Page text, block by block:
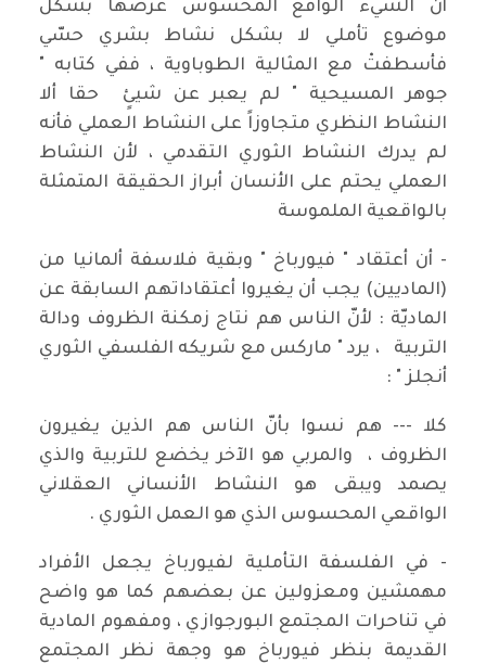
أن الشيء الواقع المحسوس عرضها بشكل
موضوع تأملي لا بشكل نشاط بشري حسّي
فأسطفتْ مع المثالية الطوباوية ، ففي كتابه "
جوهر المسيحية " لم يعبر عن شيئٍ حقا ألا
النشاط النظري متجاوزاً على النشاط العملي فأنه
لم يدرك النشاط الثوري التقدمي ، لأن النشاط
العملي يحتم على الأنسان أبراز الحقيقة المتمثلة
بالواقعية الملموسة
- أن أعتقاد " فيورباخ " وبقية فلاسفة ألمانيا من
(الماديين) يجب أن يغيروا أعتقاداتهم السابقة عن
الماديّة : لأنّ الناس هم نتاج زمكنة الظروف ودالة
التربية ، يرد " ماركس مع شريكه الفلسفي الثوري
أنجلز " :
كلا --- هم نسوا بأنّ الناس هم الذين يغيرون
الظروف ، والمربي هو الآخر يخضع للتربية والذي
يصمد ويبقى هو النشاط الأنساني العقلاني
الواقعي المحسوس الذي هو العمل الثوري .
- في الفلسفة التأملية لفيورباخ يجعل الأفراد
مهمشين ومعزولين عن بعضهم كما هو واضح
في تناحرات المجتمع البورجوازي ، ومفهوم المادية
القديمة بنظر فيورباخ هو وجهة نظر المجتمع